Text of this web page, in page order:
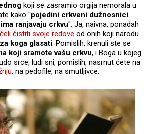
koji se zasramio orgija nemorala u
kako "pojedini crkveni dužnosnici
ranjavaju crkvu". Ja, naivna, ponadah
čistiti svoje redove od onih koji narodu
koga glasati. Pomislih, krenuli ste se
koji sramote vašu crkvu, i Boga u kojeg
srce, ludi sni, pomislih, nasrnut ćete na
, na pedofile, na smutljivce.